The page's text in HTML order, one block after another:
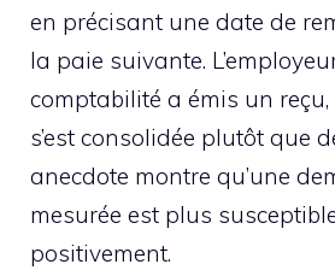
en précisant une date de
la paie suivante.
comptabilité a émis un
s’est consolidée plutôt que
anecdote montre qu’une
mesurée est plus
positivement.